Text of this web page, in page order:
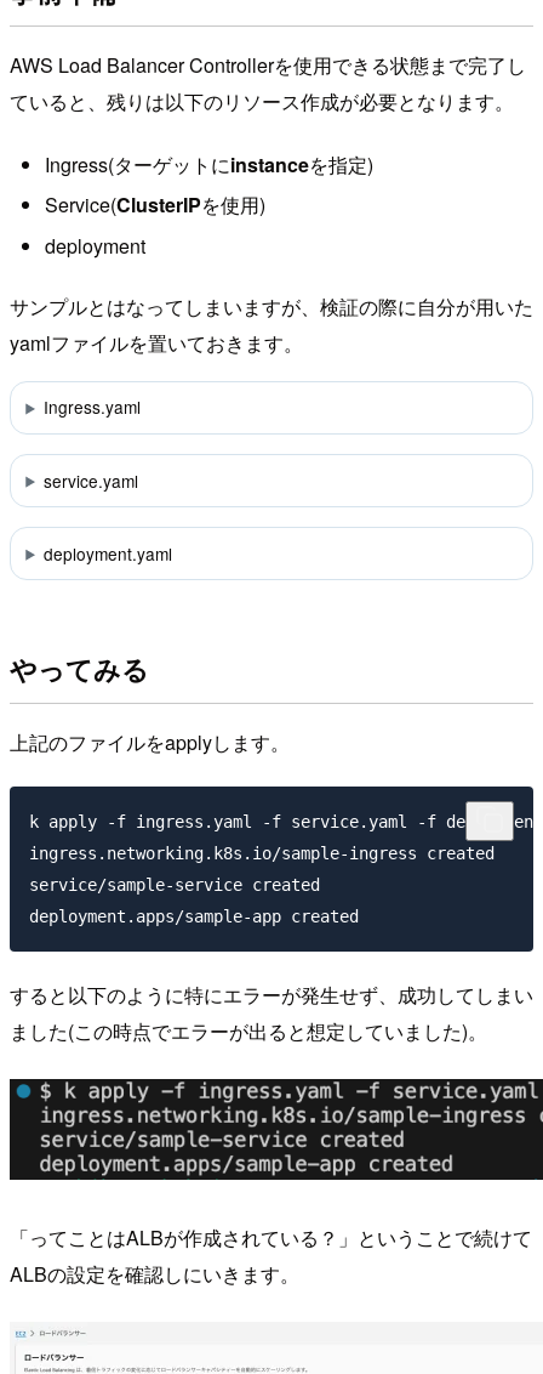
AWS Load Balancer Controllerを使用できる状態まで完了し
ていると、残りは以下のリソース作成が必要となります。
Ingress(ターゲットにinstanceを指定)
Service(ClusterIPを使用)
deployment
サンプルとはなってしまいますが、検証の際に自分が用いた
yamlファイルを置いておきます。
Ingress.yaml
service.yaml
deployment.yaml
やってみる
上記のファイルをapplyします。
k apply -f ingress.yaml -f service.yaml -f
ingress.networking.k8s.io/sample-ingress created
service/sample-service created
すると以下のように特にエラーが発生せず、成功してしまい
ました(この時点でエラーが出ると想定していました)。
「ってことはALBが作成されている？」ということで続けて
ALBの設定を確認しにいきます。